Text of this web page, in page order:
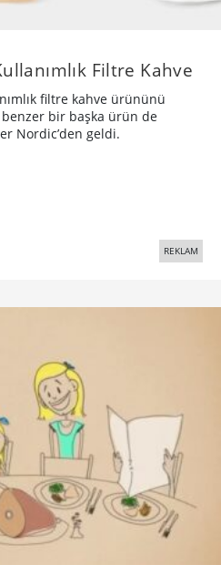
Filtre Kahve
filtre kahve ürününü
benzer bir başka ürün de
Nordic’den geldi.
REKLAM